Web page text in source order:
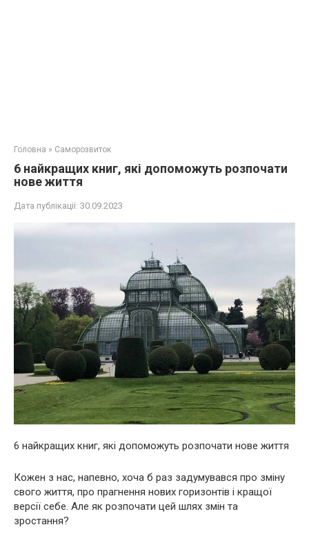
Головна » Саморозвиток
6 найкращих книг, які допоможуть розпочати
нове життя
Дата публікації: 30.09.2023
6 найкращих книг, які допоможуть розпочати нове життя
Кожен з нас, напевно, хоча б раз задумувався про зміну
свого життя, про прагнення нових горизонтів і кращої
версії себе. Але як розпочати цей шлях змін та
зростання?